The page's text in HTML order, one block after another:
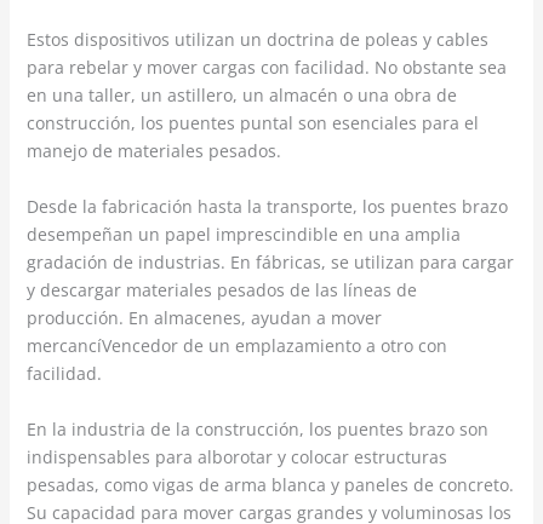
Estos dispositivos utilizan un doctrina de poleas y cables
para rebelar y mover cargas con facilidad. No obstante sea
en una taller, un astillero, un almacén o una obra de
construcción, los puentes puntal son esenciales para el
manejo de materiales pesados.
Desde la fabricación hasta la transporte, los puentes brazo
desempeñan un papel imprescindible en una amplia
gradación de industrias. En fábricas, se utilizan para cargar
y descargar materiales pesados de las líneas de
producción. En almacenes, ayudan a mover
mercancíVencedor de un emplazamiento a otro con
facilidad.
En la industria de la construcción, los puentes brazo son
indispensables para alborotar y colocar estructuras
pesadas, como vigas de arma blanca y paneles de concreto.
Su capacidad para mover cargas grandes y voluminosas los